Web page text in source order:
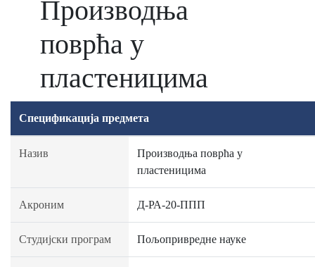
Производња
поврћа у
пластеницима
Спецификација предмета
Назив
Производња поврћа у
пластеницима
Акроним Д-РА-20-ППП
Студијски програм Пољопривредне науке